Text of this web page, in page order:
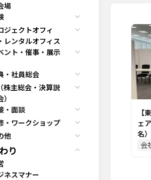
場
ジェクトオフィ
レンタルオフィス
ント・催事・展示
・社員総会
株主総会・決算説
・面談
・ワークショップ
他
り
ネスマナー
【
ェ
名）
会